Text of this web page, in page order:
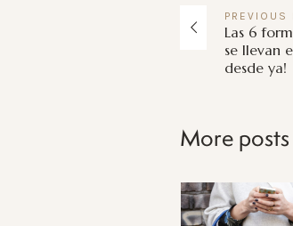
PREVIOUS
Las 6
se llevan
desde ya!
More posts